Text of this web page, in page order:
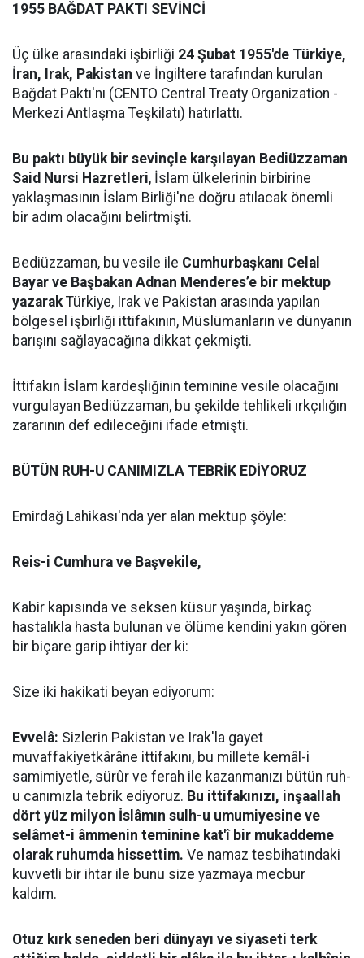
1955 BAĞDAT PAKTI SEVİNCİ
Üç ülke arasındaki işbirliği 24 Şubat 1955'de Türkiye,
İran, Irak, Pakistan ve İngiltere tarafından kurulan
Bağdat Paktı'nı (CENTO Central Treaty Organization -
Merkezi Antlaşma Teşkilatı) hatırlattı.
Bu paktı büyük bir sevinçle karşılayan Bediüzzaman
Said Nursi Hazretleri, İslam ülkelerinin birbirine
yaklaşmasının İslam Birliği'ne doğru atılacak önemli
bir adım olacağını belirtmişti.
Bediüzzaman, bu vesile ile Cumhurbaşkanı Celal
Bayar ve Başbakan Adnan Menderes’e bir mektup
yazarakTürkiye, Irak ve Pakistan arasında yapılan
bölgesel işbirliği ittifakının, Müslümanların ve dünyanın
barışını sağlayacağına dikkat çekmişti.
İttifakın İslam kardeşliğinin teminine vesile olacağını
vurgulayan Bediüzzaman, bu şekilde tehlikeli ırkçılığın
zararının def edileceğini ifade etmişti.
BÜTÜN RUH-U CANIMIZLA TEBRİK EDİYORUZ
Emirdağ Lahikası'nda yer alan mektup şöyle:
Reis-i Cumhura ve Başvekile,
Kabir kapısında ve seksen küsur yaşında, birkaç
hastalıkla hasta bulunan ve ölüme kendini yakın gören
bir biçare garip ihtiyar der ki:
Size iki hakikati beyan ediyorum:
Evvelâ: Sizlerin Pakistan ve Irak'la gayet
muvaffakiyetkârâne ittifakını, bu millete kemâl-i
samimiyetle, sürûr ve ferah ile kazanmanızı bütün ruh-
u canımızla tebrik ediyoruz. Bu ittifakınızı, inşaallah
dört yüz milyon İslâmın sulh-u umumiyesine ve
selâmet-i âmmenin teminine kat'î bir mukaddeme
olarak ruhumda hissettim. Ve namaz tesbihatındaki
kuvvetli bir ihtar ile bunu size yazmaya mecbur
kaldım.
Otuz kırk seneden beri dünyayı ve siyaseti terk